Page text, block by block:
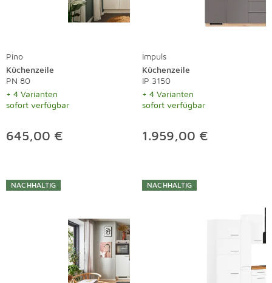
Pino
Küchenzeile
PN 80
+ 4 Varianten
sofort verfügbar
645,00 €
Impuls
Küchenzeile
IP 3150
+ 4 Varianten
sofort verfügbar
1.959,00 €
NACHHALTIG NACHHALTIG